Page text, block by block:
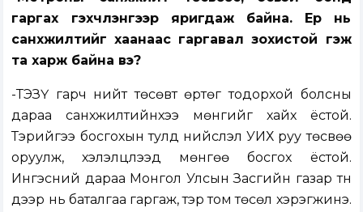
гаргах гэхчлэнгээр яригдаж байна. Ер нь
санхүүжилтийг хаанаас гаргавал зохистой гэж
та харж байна вэ?
-ТЭЗҮ гарч нийт төсөвт өртөг тодорхой болсны
дараа санхүүжилтийнхээ мөнгийг хайх ёстой.
Тэрийгээ босгохын тулд нийслэл УИХ руу төсвөө
оруулж, хэлэлцүүлээд мөнгөө босгох ёстой.
Ингэсний дараа Монгол Улсын Засгийн газар түүн
дээр нь баталгаа гаргаж, тэр том төсөл хэрэгжинэ.